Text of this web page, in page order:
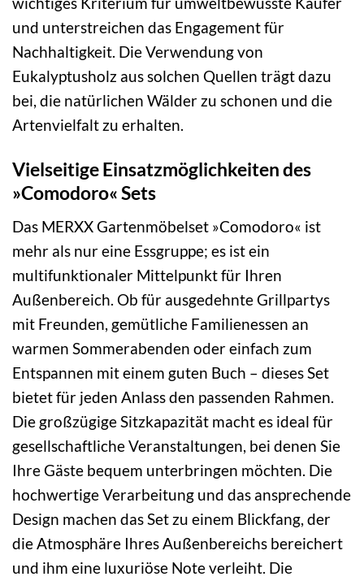
und unterstreichen das Engagement für
Nachhaltigkeit. Die Verwendung von
Eukalyptusholz aus solchen Quellen trägt dazu
bei, die natürlichen Wälder zu schonen und die
Artenvielfalt zu erhalten.
Vielseitige Einsatzmöglichkeiten des
»Comodoro« Sets
Das MERXX Gartenmöbelset »Comodoro« ist
mehr als nur eine Essgruppe; es ist ein
multifunktionaler Mittelpunkt für Ihren
Außenbereich. Ob für ausgedehnte Grillpartys
mit Freunden, gemütliche Familienessen an
warmen Sommerabenden oder einfach zum
Entspannen mit einem guten Buch – dieses Set
bietet für jeden Anlass den passenden Rahmen.
Die großzügige Sitzkapazität macht es ideal für
gesellschaftliche Veranstaltungen, bei denen Sie
Ihre Gäste bequem unterbringen möchten. Die
hochwertige Verarbeitung und das ansprechende
Design machen das Set zu einem Blickfang, der
die Atmosphäre Ihres Außenbereichs bereichert
und ihm eine luxuriöse Note verleiht. Die